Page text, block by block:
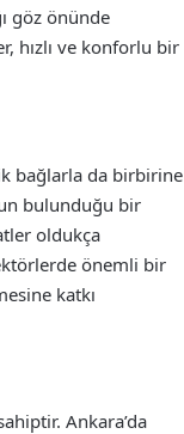
göz önünde
hızlı ve konforlu bir
bağlarla da birbirine
bulunduğu bir
oldukça
önemli bir
katkı
Ankara’da